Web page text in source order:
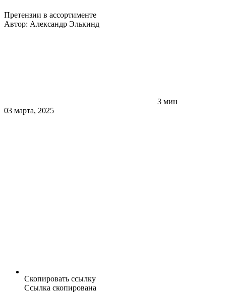
Претензии в ассортименте
Автор: Александр Элькинд
3 мин
03 марта, 2025
Скопировать ссылку
Ссылка скопирована